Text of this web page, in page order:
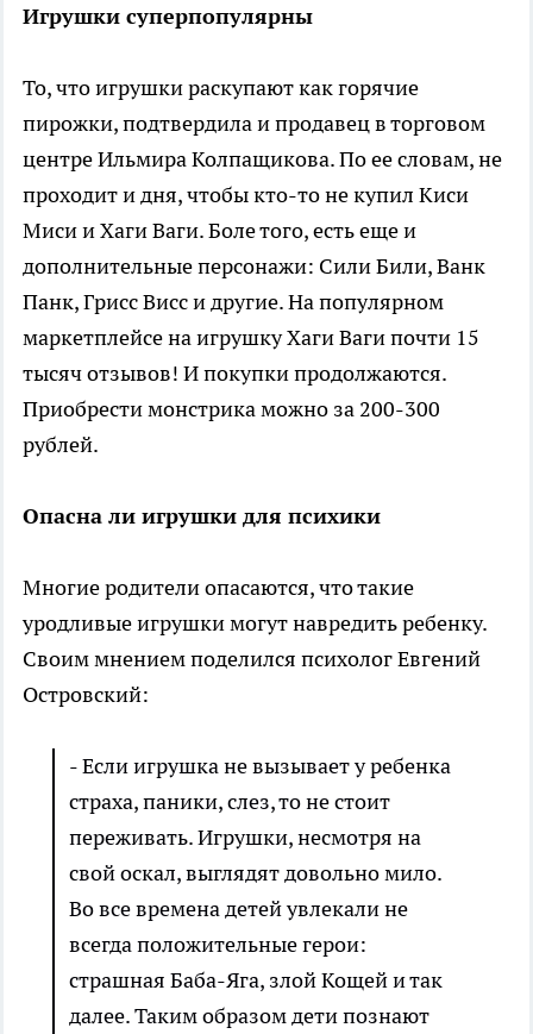
Игрушки суперпопулярны
То, что игрушки раскупают как горячие
пирожки, подтвердила и продавец в торговом
центре Ильмира Колпащикова. По ее словам, не
проходит и дня, чтобы кто-то не купил Киси
Миси и Хаги Ваги. Боле того, есть еще и
дополнительные персонажи: Сили Били, Ванк
Панк, Грисс Висс и другие. На популярном
маркетплейсе на игрушку Хаги Ваги почти 15
тысяч отзывов! И покупки продолжаются.
Приобрести монстрика можно за 200-300
рублей.
Опасна ли игрушки для психики
Многие родители опасаются, что такие
уродливые игрушки могут навредить ребенку.
Своим мнением поделился психолог Евгений
Островский:
- Если игрушка не вызывает у ребенка
страха, паники, слез, то не стоит
переживать. Игрушки, несмотря на
свой оскал, выглядят довольно мило.
Во все времена детей увлекали не
всегда положительные герои:
страшная Баба-Яга, злой Кощей и так
далее. Таким образом дети познают